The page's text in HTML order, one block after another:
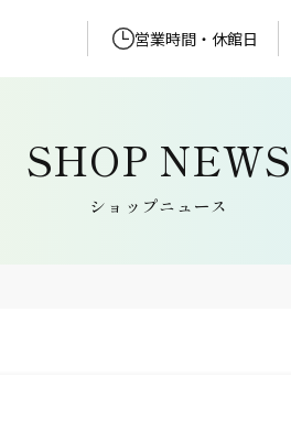
営業時間・休館日
ショップニュース